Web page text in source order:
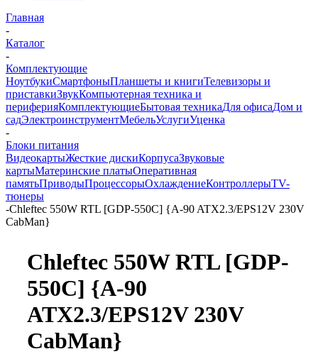
Главная
-
Каталог
-
Комплектующие
НоутбукиСмартфоныПланшеты и книгиТелевизоры и
приставкиЗвукКомпьютерная техника и
периферияКомплектующиеБытовая техникаДля офисаДом и
садЭлектроинструментМебельУслугиУценка
-
Блоки питания
ВидеокартыЖесткие дискиКорпусаЗвуковые
картыМатеринские платыОперативная
памятьПриводыПроцессорыОхлаждениеКонтроллерыTV-
тюнеры
-Chleftec 550W RTL [GDP-550C] {A-90 ATX2.3/EPS12V 230V
CabMan}
Chleftec 550W RTL [GDP-
550C] {A-90
ATX2.3/EPS12V 230V
CabMan}